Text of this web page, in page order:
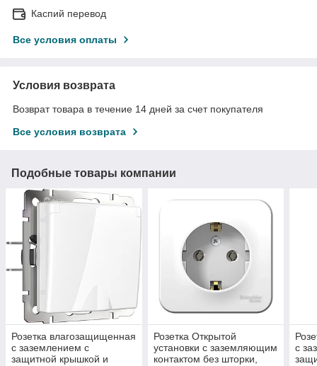
Каспий перевод
Все условия оплаты
Условия возврата
Возврат товара в течение 14 дней за счет покупателя
Все условия возврата
Подобные товары компании
Розетка влагозащищенная
с заземлением с
защитной крышкой и
Розетка Открытой
установки с заземляющим
контактом без шторки,
с